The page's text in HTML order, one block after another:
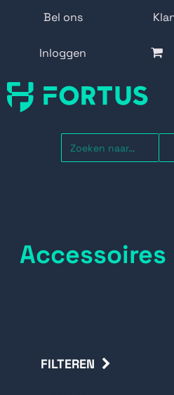
Bel ons
Inloggen
Accessoires
FILTEREN